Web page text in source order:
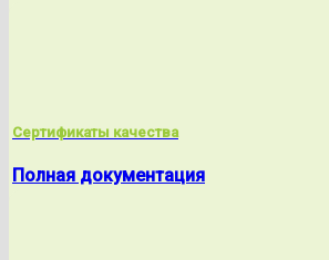
Сертификаты качества
Полная документация